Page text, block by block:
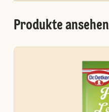
Produkte ansehen